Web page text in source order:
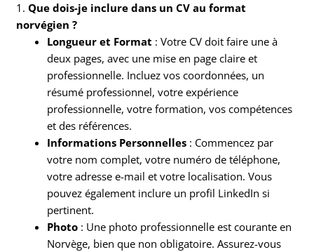
1.Que dois-je inclure dans un CV au format
norvégien ?
Longueur et Format : Votre CV doit faire une à
deux pages, avec une mise en page claire et
professionnelle. Incluez vos coordonnées, un
résumé professionnel, votre expérience
professionnelle, votre formation, vos compétences
et des références.
Informations Personnelles : Commencez par
votre nom complet, votre numéro de téléphone,
votre adresse e-mail et votre localisation. Vous
pouvez également inclure un profil LinkedIn si
pertinent.
Photo : Une photo professionnelle est courante en
Norvège, bien que non obligatoire. Assurez-vous